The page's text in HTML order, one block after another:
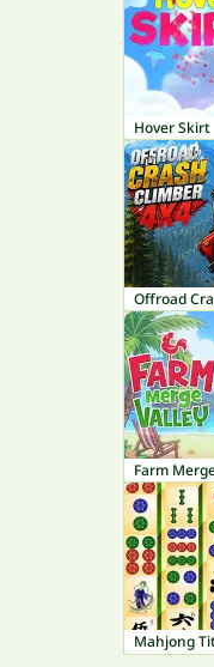
Hover Skirt
Offroad
Farm
Mahjong